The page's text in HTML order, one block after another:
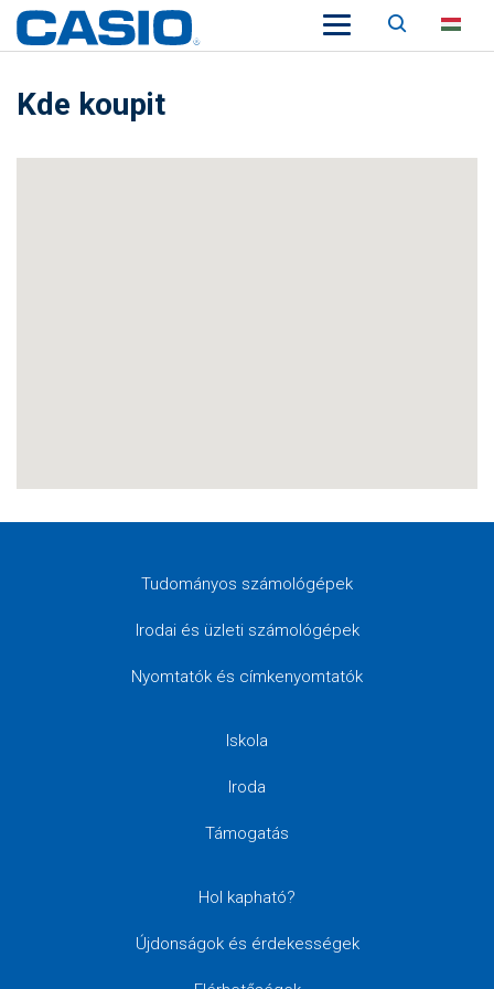
Keresés
Kde koupit
Tudományos számológépek
Irodai és üzleti számológépek
Nyomtatók és címkenyomtatók
Iskola
Iroda
Támogatás
Hol kapható?
Újdonságok és érdekességek